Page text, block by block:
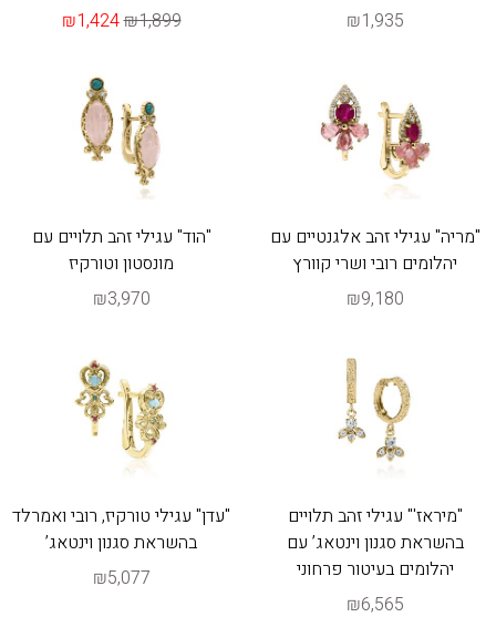
₪1,935
₪1,424₪1,899
"מריה" עגילי זהב אלגנטיים עם
יהלומים רובי ושרי קוורץ
₪9,180
"הוד" עגילי זהב תלויים עם
מונסטון וטורקיז
₪3,970
"מיראז'" עגילי זהב תלויים
בהשראת סגנון וינטאג’ עם
יהלומים בעיטור פרחוני
₪6,565
"עדן" עגילי טורקיז, רובי ואמרלד
בהשראת סגנון וינטאג’
₪5,077